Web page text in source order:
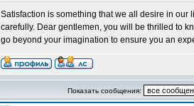
Satisfaction is something that we all desire in
carefully. Dear gentlemen, you will be thrilled to
go beyond your imagination to ensure you an
Показать сообщения: